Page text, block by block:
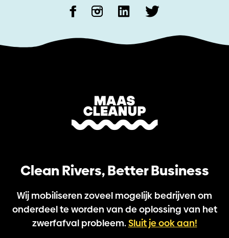
Clean Rivers, Better Business
Wij mobiliseren zoveel mogelijk bedrijven om
onderdeel te worden van de oplossing van het
zwerfafval probleem.Sluit je ook aan!